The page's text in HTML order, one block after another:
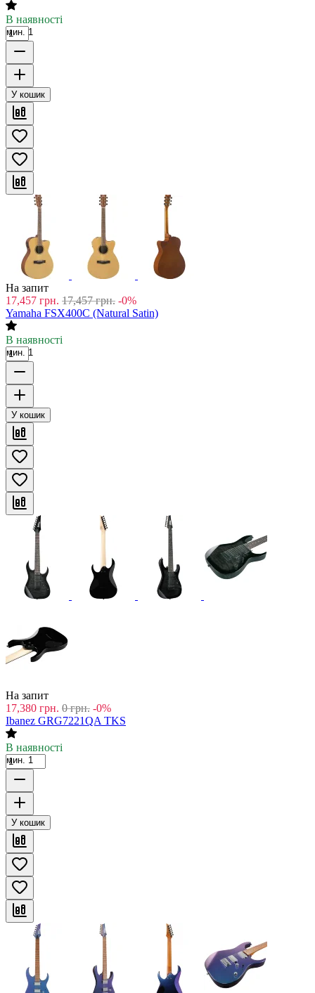
В наявності
мин. 1
У кошик
На запит
17,457 грн. 17,457 грн. -0%
Yamaha FSX400C (Natural Satin)
В наявності
мин. 1
У кошик
На запит
17,380 грн. 0 грн. -0%
Ibanez GRG7221QA TKS
В наявності
мин. 1
У кошик